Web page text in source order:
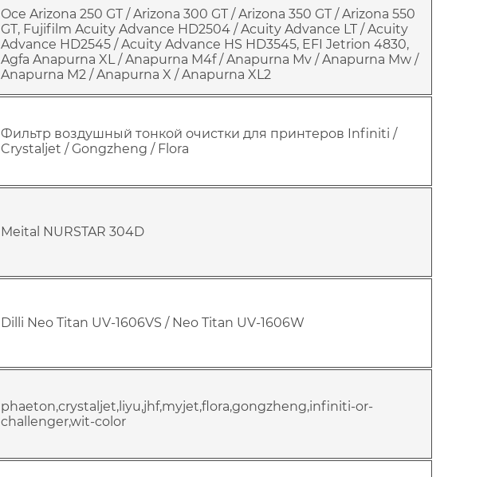
Oce Arizona 250 GT / Arizona 300 GT / Arizona 350 GT / Arizona 550
GT, Fujifilm Acuity Advance HD2504 / Acuity Advance LT / Acuity
Advance HD2545 / Acuity Advance HS HD3545, EFI Jetrion 4830,
Agfa Anapurna XL / Anapurna M4f / Anapurna Mv / Anapurna Mw /
Anapurna M2 / Anapurna X / Anapurna XL2
Фильтр воздушный тонкой очистки для принтеров Infiniti /
Crystaljet / Gongzheng / Flora
Meital NURSTAR 304D
Dilli Neo Titan UV-1606VS / Neo Titan UV-1606W
phaeton,crystaljet,liyu,jhf,myjet,flora,gongzheng,infiniti-or-
challenger,wit-color